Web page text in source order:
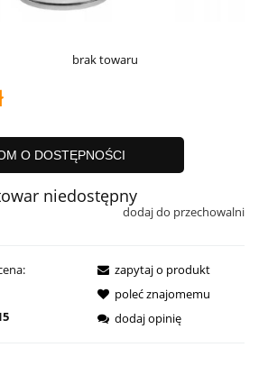
brak towaru
O DOSTĘPNOŚCI
niedostępny
dodaj do przechowalni
zapytaj o produkt
poleć znajomemu
dodaj opinię